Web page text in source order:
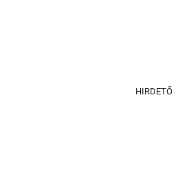
HIRDETŐ